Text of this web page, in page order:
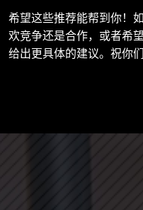
希望这些推荐能帮到你！
欢竞争还是合作，或者希
给出更具体的建议。祝你